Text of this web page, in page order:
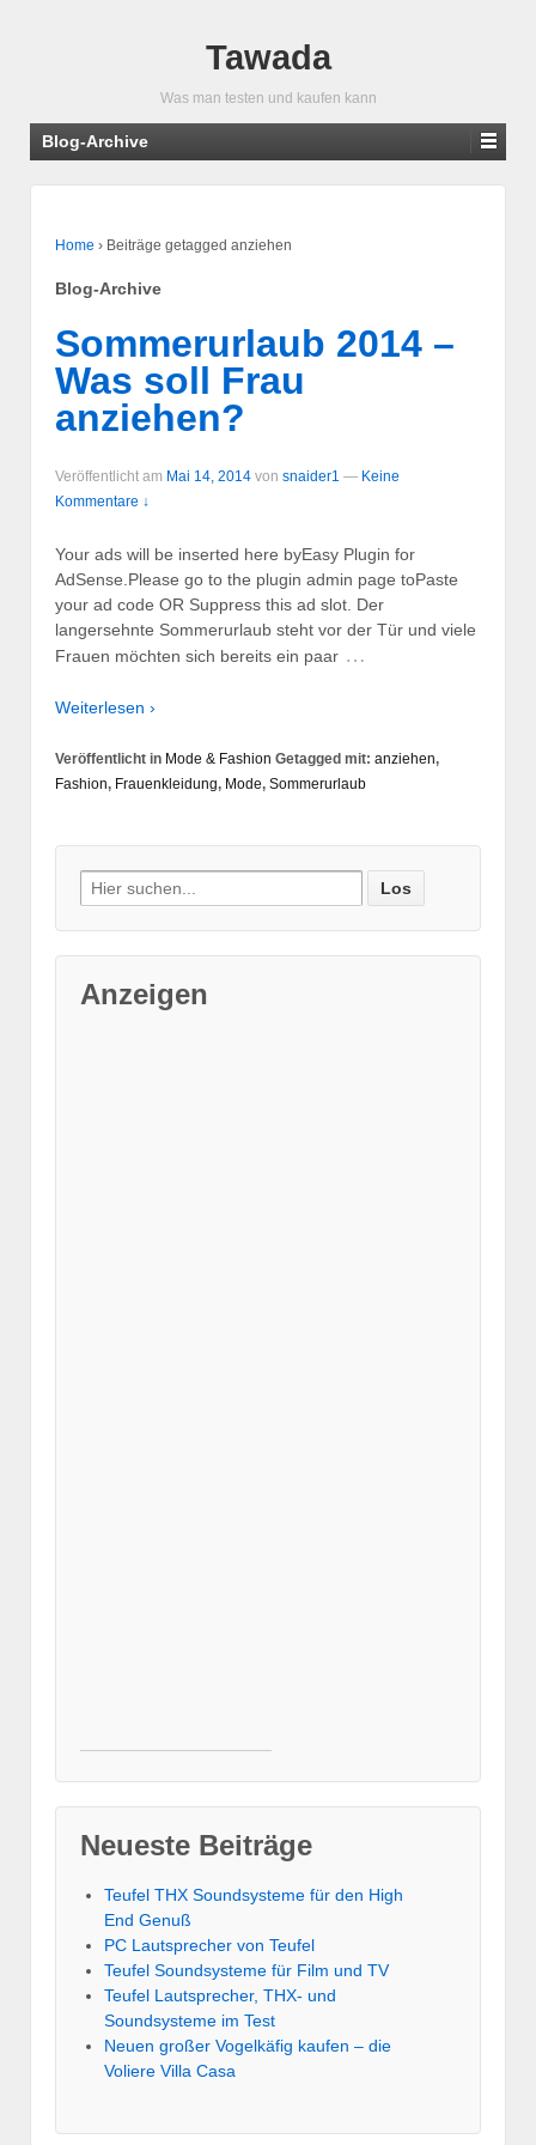
Tawada
Was man testen und kaufen kann
Blog-Archive
Home › Beiträge getagged anziehen
Blog-Archive
Sommerurlaub 2014 –
Was soll Frau
anziehen?
Veröffentlicht am Mai 14, 2014 von snaider1 — Keine
Kommentare ↓
Your ads will be inserted here byEasy Plugin for
AdSense.Please go to the plugin admin page toPaste
your ad code OR Suppress this ad slot. Der
langersehnte Sommerurlaub steht vor der Tür und viele
Frauen möchten sich bereits ein paar …
Weiterlesen ›
Veröffentlicht in Mode & Fashion Getagged mit: anziehen,
Fashion, Frauenkleidung, Mode, Sommerurlaub
Suche nach:
Anzeigen
Neueste Beiträge
Teufel THX Soundsysteme für den High
End Genuß
PC Lautsprecher von Teufel
Teufel Soundsysteme für Film und TV
Teufel Lautsprecher, THX- und
Soundsysteme im Test
Neuen großer Vogelkäfig kaufen – die
Voliere Villa Casa